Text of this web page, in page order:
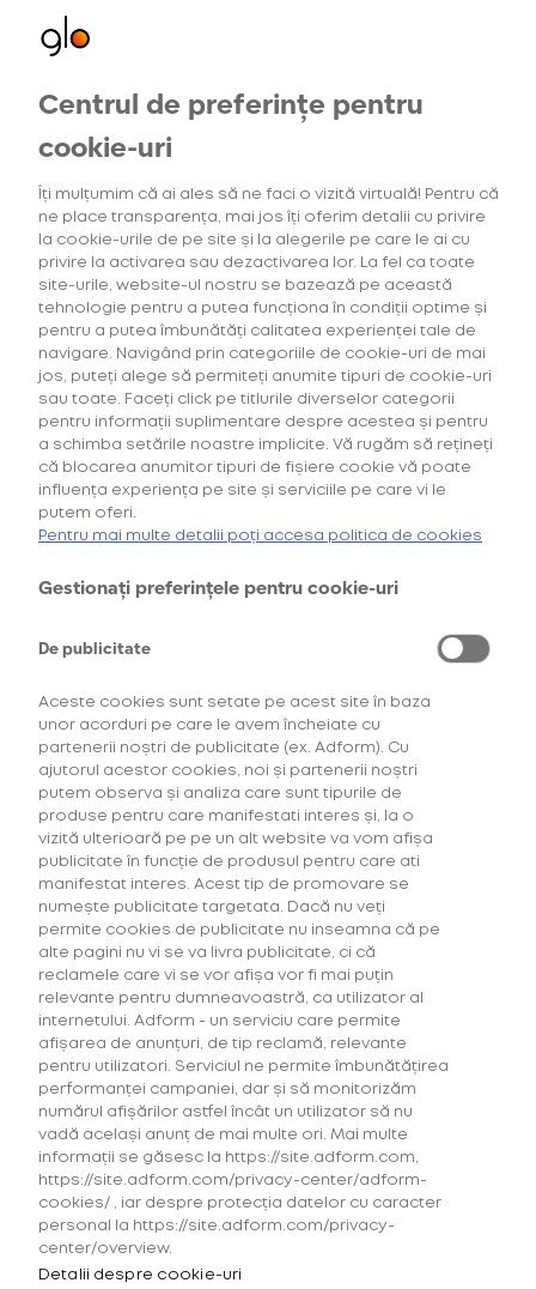
Pentru a accesa acest site
trebuie să ai minimum 18 ani.
Este necesar să îți confirmi
vârsta înainte de a continua.
Ai deja un cont?
Dacă ai deja un cont pe una dintre platformele BAT
România ( www.vuse.com/ro/ro,www.velo.com/ro/ro
one-up.me), conectează-te cu aceleași date de
autentificare.
E-Mail
Parolă
Acest site este protejat de reCAPTCHA și se aplică
AM UITAT PAROLA
SAU
Creează un cont nou
Creează-ți un cont de utilizator pentru a putea cumpăra
din magazinele online BAT Romania
www.vuse.com/ro/ro ,www.velo.com/ro/rosau
up.me )
CREEAZĂ CONT NOU
pentru utilizatorii noi
Cumpără primul tău Starter Kit cu40% discount*și deblochează
*Ofertă valabilă în perioada 29.07.2026-29.08.2026, în limita stocului disponibil.
**Ofertă valabilă în perioada 29.07.2026-29.09.2026, în limita stocului disponibil.
glo™ încălzește tutunul fără să îl ardă. Generează un aerosol cu gust de
tutun, cu mai puțin miros și fără scrum, comparativ cu fumatul unei
țigarete convenționale. Afirmația este valabilă pentru dispozitivele
Hyper, X2, Air și Pro. glo™ este un dispozitiv electronic ce se utilizează
împreună cu consumabilele compatibile ce conțin nicotină, o substanță
Centrul de preferințe pentru
cookie-uri
Îți mulțumim că ai ales să ne faci o vizită virtuală! Pentru că
ne place transparența, mai jos îți oferim detalii cu privire
la cookie-urile de pe site și la alegerile pe care le ai cu
privire la activarea sau dezactivarea lor. La fel ca toate
site-urile, website-ul nostru se bazează pe această
tehnologie pentru a putea funcționa în condiții optime și
pentru a putea îmbunătăți calitatea experienței tale de
navigare. Navigând prin categoriile de cookie-uri de mai
jos, puteți alege să permiteți anumite tipuri de cookie-uri
sau toate. Faceți click pe titlurile diverselor categorii
pentru informații suplimentare despre acestea și pentru
a schimba setările noastre implicite. Vă rugăm să rețineți
că blocarea anumitor tipuri de fișiere cookie vă poate
influența experiența pe site și serviciile pe care vi le
putem oferi.
Pentru mai multe detalii poți accesa politica de cookies
Gestionați preferințele pentru cookie-uri
De publicitate
Aceste cookies sunt setate pe acest site în baza
unor acorduri pe care le avem încheiate cu
partenerii noștri de publicitate (ex. Adform). Cu
ajutorul acestor cookies, noi și partenerii noștri
putem observa și analiza care sunt tipurile de
produse pentru care manifestati interes și, la o
vizită ulterioară pe pe un alt website va vom afișa
publicitate în funcție de produsul pentru care ati
manifestat interes. Acest tip de promovare se
numește publicitate targetata. Dacă nu veți
permite cookies de publicitate nu inseamna că pe
alte pagini nu vi se va livra publicitate, ci că
reclamele care vi se vor afișa vor fi mai puțin
relevante pentru dumneavoastră, ca utilizator al
internetului. Adform - un serviciu care permite
afișarea de anunțuri, de tip reclamă, relevante
pentru utilizatori. Serviciul ne permite îmbunătățirea
performanței campaniei, dar și să monitorizăm
numărul afișărilor astfel încât un utilizator să nu
vadă același anunț de mai multe ori. Mai multe
informații se găsesc la https://site.adform.com,
https://site.adform.com/privacy-center/adform-
cookies/ , iar despre protecția datelor cu caracter
personal la https://site.adform.com/privacy-
center/overview.
Detalii despre cookie-uri